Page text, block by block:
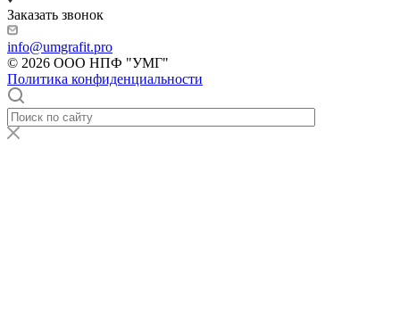
Заказать звонок
info@umgrafit.pro
© 2026 ООО НПФ "УМГ"
Политика конфиденциальности